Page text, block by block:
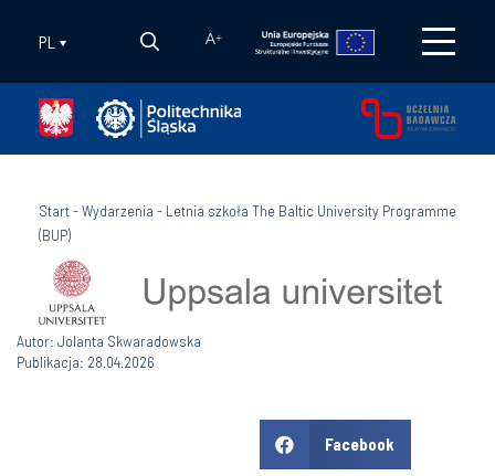
PL A+
Start-Wydarzenia - Letnia szkoła The Baltic University Programme
(BUP)
Autor: Jolanta Skwaradowska
Publikacja: 28.04.2026
Facebook